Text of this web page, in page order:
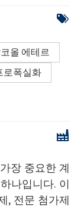
올 에테르
로폭실화
장 중요한 계
나입니다. 이
, 전문 첨가제